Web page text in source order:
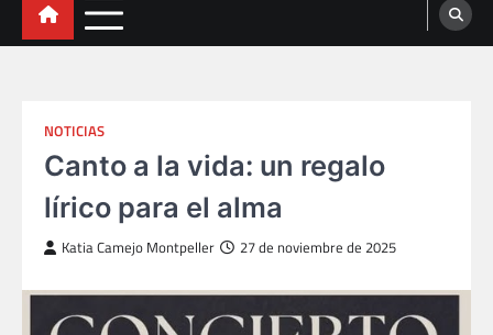
NOTICIAS
Canto a la vida: un regalo
lírico para el alma
Katia Camejo Montpeller 27 de noviembre de 2025